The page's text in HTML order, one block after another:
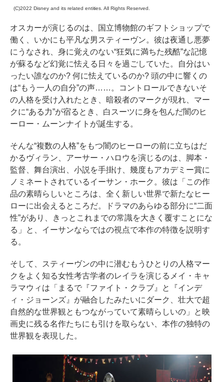
(C)2022 Disney and its related entities. All Rights Reserved.
オスカーが演じるのは、国立博物館のギフトショップで
働く、いかにも平凡な男スティーヴン。彼は夜通し悪夢
にうなされ、身に覚えのない“狂気に満ちた残酷”な記憶
が蘇るなど幻覚に怯える日々を過ごしていた。自分はい
ったい誰なのか? 何に怯えているのか? 頭の中に響くの
は“もう一人の自分”の声……。コントロールできないそ
の人格を受け入れたとき、暗殺者のマークが現れ、マー
クに“ある力”が宿るとき、白スーツに身を包んだ闇のヒ
ーロー・ムーンナイトが誕生する。
そんな“複数の人格”をもつ闇のヒーローの前に立ちはだ
かるヴィラン、アーサー・ハロウを演じるのは、脚本・
監督、舞台演出、小説を手掛け、幾度もアカデミー賞に
ノミネートされているイーサン・ホーク。彼は「この作
品の素晴らしいところは、全く新しい世界で新たなヒー
ローに出会えるところだ。ドラマのあらゆる部分に“二面
性”があり、きっとこれまでの常識を大きく覆すことにな
る」と、イーサンならではの視点で本作の特徴を説明す
る。
そして、スティーヴンの中に潜むもうひとりの人格マー
クをよく知る女性考古学者のレイラを演じるメイ・キャ
ラマウィは「まるで『ファイト・クラブ』と『インデ
ィ・ジョーンズ』が融合したみたいにダーク、壮大で超
自然的な世界観ともつながっていて素晴らしいの」と映
画史に残る名作たちにも引けを取らない、本作の独特の
世界観を表現した。